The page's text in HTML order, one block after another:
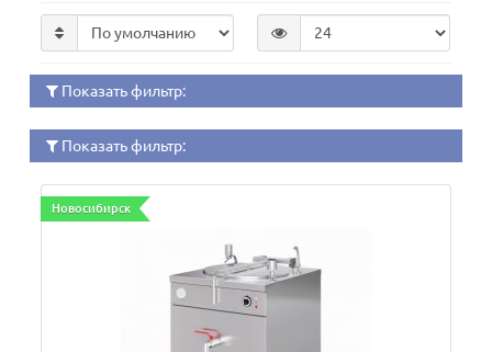
Показать фильтр:
Показать фильтр:
Новосибирск